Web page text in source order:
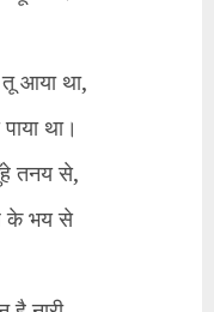
तू आया था,
था।
तनय से,
के भय से